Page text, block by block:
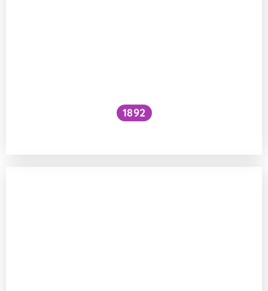
1892